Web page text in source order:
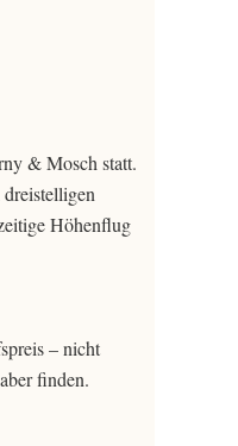
& Mosch statt.
Höhenflug
– nicht
finden.